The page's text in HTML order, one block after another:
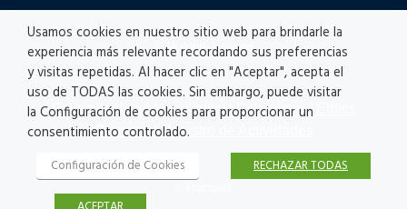
© All rights reserved
Privacy policy |Accesibility|Disclaimer |
Channel|Registro de Actividades
Usamos cookies en nuestro sitio web para brindarle la
experiencia más relevante recordando sus preferencias
y visitas repetidas. Al hacer clic en "Aceptar", acepta el
uso de TODAS las cookies. Sin embargo, puede visitar
la Configuración de cookies para proporcionar un
consentimiento controlado.
Configuración de Cookies RECHAZAR TODAS